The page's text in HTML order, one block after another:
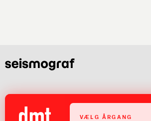
VÆLG ÅRGANG